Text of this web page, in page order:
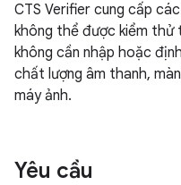
CTS Verifier cung cấp
không thể được kiểm
không cần nhập hoặc
chất lượng âm thanh,
máy ảnh.
Yêu cầu